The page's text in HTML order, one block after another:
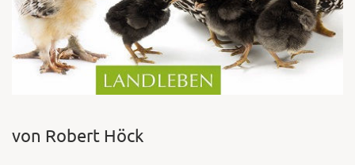
von Robert Höck